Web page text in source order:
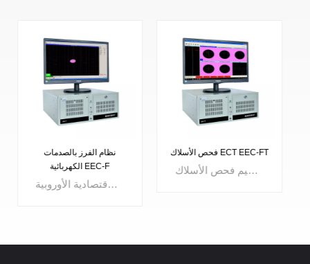
فحص الأسلاك ECT EEC-FT
إيدي الحالي للكشف عن
الخلل SMART-201